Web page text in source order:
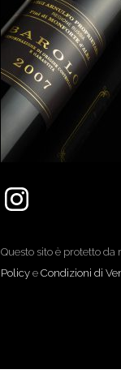
Questo sito è protetto da
Policye Condizioni di